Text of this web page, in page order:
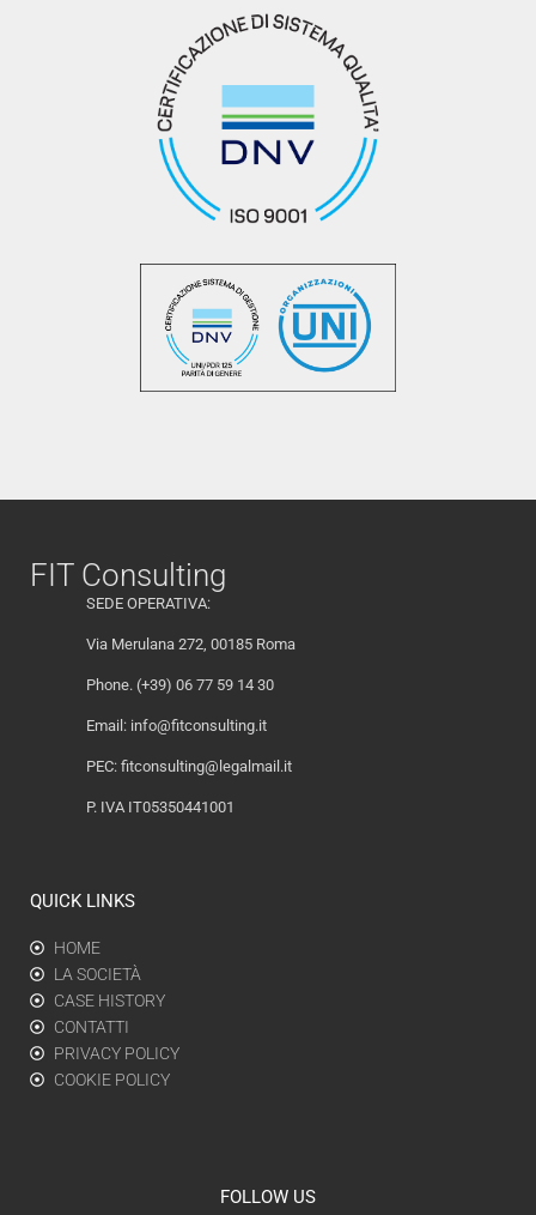
FIT Consulting
SEDE OPERATIVA:
Via Merulana 272, 00185 Roma
Phone. (+39) 06 77 59 14 30
Email: info@fitconsulting.it
PEC: fitconsulting@legalmail.it
P. IVA IT05350441001
QUICK LINKS
HOME
LA SOCIETÀ
CASE HISTORY
CONTATTI
PRIVACY POLICY
COOKIE POLICY
FOLLOW US